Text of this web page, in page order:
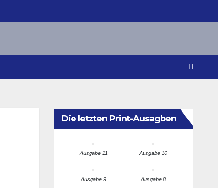
Die letzten Print-Ausagben
Ausgabe 11 Ausgabe 10
Ausgabe 9 Ausgabe 8